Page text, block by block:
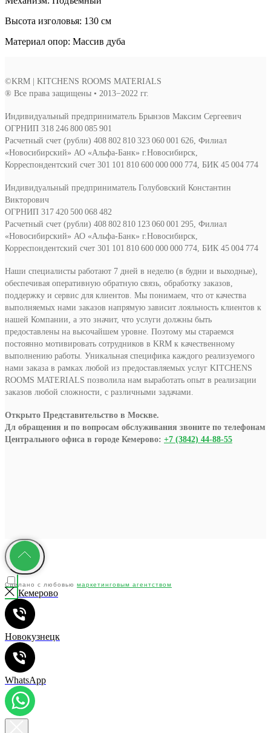
Высота изголовья: 130 см
Материал опор: Массив дуба
©KRM | KITCHENS ROOMS MATERIALS
® Все права защищены • 2013−2022 гг.
Индивидуальный предприниматель Брынзов Максим Сергеевич
ОГРНИП 318 246 800 085 901
Расчетный счет (рубли) 408 802 810 323 060 001 626, Филиал
«Новосибирский» АО «Альфа-Банк» г.Новосибирск,
Корреспондентский счет 301 101 810 600 000 000 774, БИК 45 004 774
Индивидуальный предприниматель Голубовский Константин
Викторович
ОГРНИП 317 420 500 068 482
Расчетный счет (рубли) 408 802 810 123 060 001 295, Филиал
«Новосибирский» АО «Альфа-Банк» г.Новосибирск,
Корреспондентский счет 301 101 810 600 000 000 774, БИК 45 004 774
Наши специалисты работают 7 дней в неделю (в будни и выходные),
обеспечивая оперативную обратную связь, обработку заказов,
поддержку и сервис для клиентов. Мы понимаем, что от качества
выполняемых нами заказов напрямую зависит лояльность клиентов к
нашей Компании, а это значит, что услуги должны быть
предоставлены на высочайшем уровне. Поэтому мы стараемся
постоянно мотивировать сотрудников в KRM к качественному
выполнению работы. Уникальная специфика каждого реализуемого
нами заказа в рамках любой из предоставляемых услуг KITCHENS
ROOMS MATERIALS позволила нам выработать опыт в реализации
заказов любой сложности, с различными задачами.
Открыто Представительство в Москве.
Дл обращения и по вопросам обслуживания звоните по телефонам
Центрального офиса в городе Кемерово: +7 (3842) 44-88-55
Сделано с любовью маркетинговым агентством
"YMC"Кемерово
Новокузнецк
WhatsApp